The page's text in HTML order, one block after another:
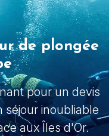
de plongée
pour un devis
séjour inoubliable
aux Îles d'Or.